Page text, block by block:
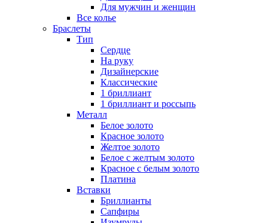
Для мужчин и женщин
Все колье
Браслеты
Тип
Сердце
На руку
Дизайнерские
Классические
1 бриллиант
1 бриллиант и россыпь
Металл
Белое золото
Красное золото
Желтое золото
Белое с желтым золото
Красное с белым золото
Платина
Вставки
Бриллианты
Сапфиры